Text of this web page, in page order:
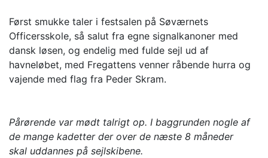
Først smukke taler i festsalen på Søværnets
Officersskole, så salut fra egne signalkanoner med
dansk løsen, og endelig med fulde sejl ud af
havneløbet, med Fregattens venner råbende hurra og
vajende med flag fra Peder Skram.
Pårørende var mødt talrigt op. I baggrunden nogle af
de mange kadetter der over de næste 8 måneder
skal uddannes på sejlskibene.